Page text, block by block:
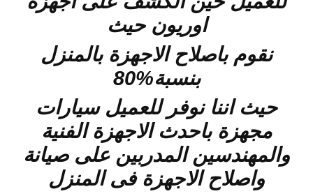
اوريون حيث
نقوم باصلاح الاجهزة بالمنزل
بنسبة%80
حيث اننا نوفر للعميل سيارات
مجهزة باحدث الاجهزة الفنية
والمهندسين المدربين على صيانة
واصلاح الاجهزة فى المنزل